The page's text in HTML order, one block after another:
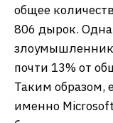
общее
806 дырок.
почти 13% от
Таким образом,
именно